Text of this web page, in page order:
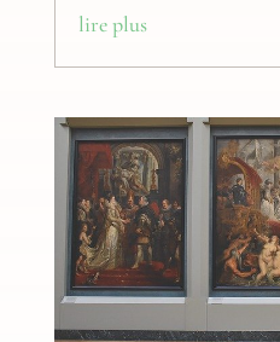
lire plus